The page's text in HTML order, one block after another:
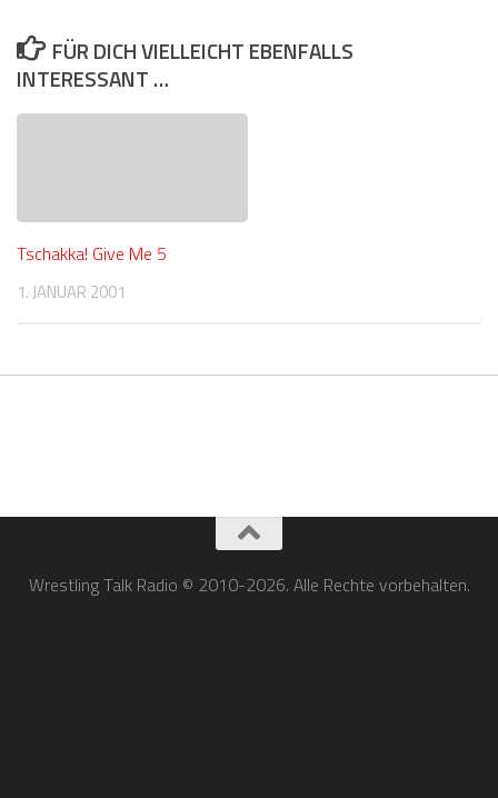
FÜR DICH VIELLEICHT EBENFALLS
INTERESSANT …
Tschakka! Give Me 5
1. JANUAR 2001
Wrestling Talk Radio © 2010-2026. Alle Rechte vorbehalten.